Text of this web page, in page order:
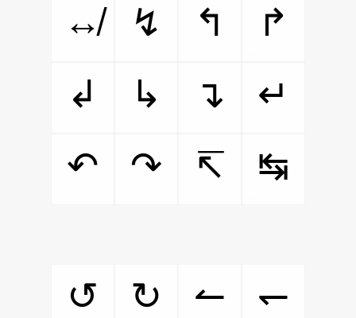
↮
↯ ↰
↱
↲
↳ ↴
↵
↶
↷ ↸ ↹
↺ ↻ ↼
↽